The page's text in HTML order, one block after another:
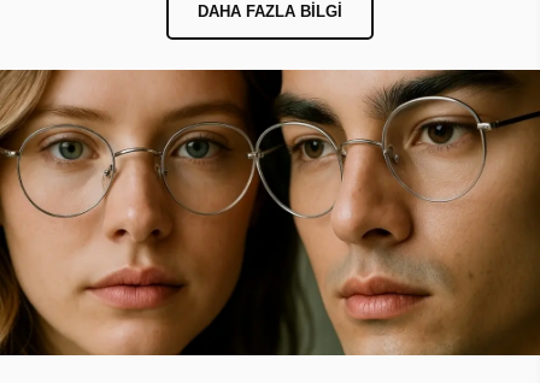
DAHA FAZLA BILGI